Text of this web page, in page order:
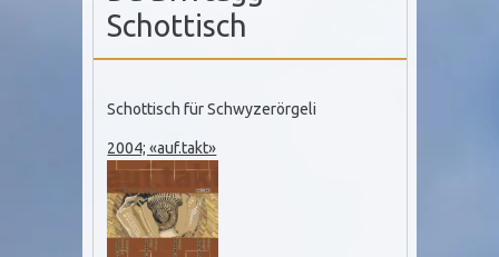
Schottisch
Schottisch für Schwyzerörgeli
2004; «auf.takt»